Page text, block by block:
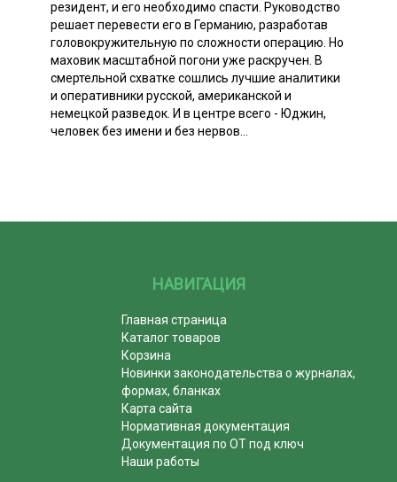
резидент, и его необходимо спасти. Руководство
решает перевести его в Германию, разработав
головокружительную по сложности операцию. Но
маховик масштабной погони уже раскручен. В
смертельной схватке сошлись лучшие аналитики
и оперативники русской, американской и
немецкой разведок. И в центре всего - Юджин,
человек без имени и без нервов...
НАВИГАЦИЯ
Главная страница
Каталог товаров
Корзина
Новинки законодательства о журналах,
формах, бланках
Карта сайта
Нормативная документация
Документация по ОТ под ключ
Наши работы